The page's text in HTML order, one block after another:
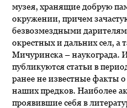
музея, хранящие добрую
окружении, причем
безвозмездными
окрестных и дальних сел, а
Мичуринска – наукограда.
публикуются статьи в
ранее не известные факты
наших предков. Наиболее
проявившие себя в